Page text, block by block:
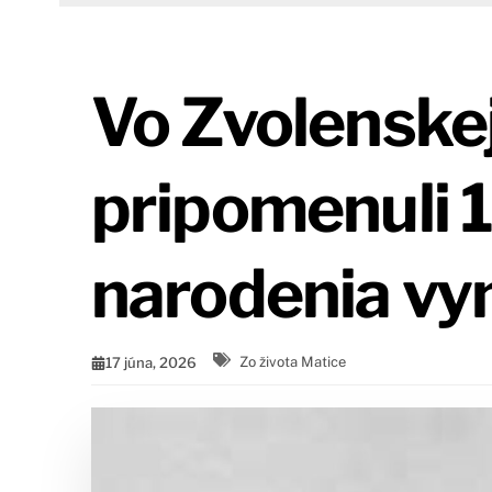
Vo
pripomenuli
narodenia
17 júna, 2026 Zo života Matice